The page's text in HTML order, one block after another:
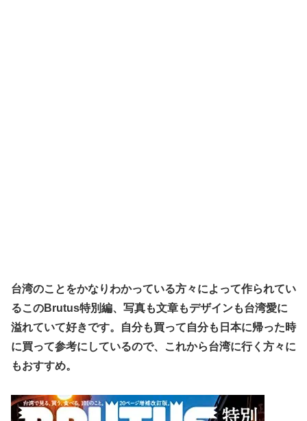
台湾のことをかなりわかっている方々によって作られてい
るこのBrutus特別編、写真も文章もデザインも台湾愛に
溢れていて好きです。自分も買って自分も日本に帰った時
に買って参考にしているので、これから台湾に行く方々に
もおすすめ。